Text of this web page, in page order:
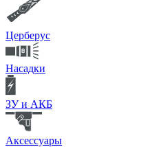
Церберус
Насадки
ЗУ и АКБ
Аксессуары